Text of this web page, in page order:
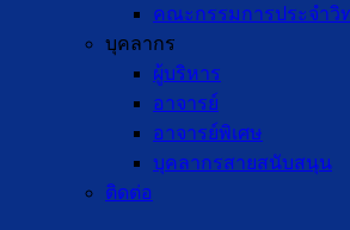
คณะกรรมการประจำวิ
บุคลากร
ผู้บริหาร
อาจารย์
อาจารย์พิเศษ
บุคลากรสายสนับสนุน
ติดต่อ